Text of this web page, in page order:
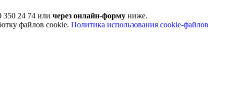
350 24 74 или через онлайн-форму ниже.
файлов cookie. Политика использования cookie-файлов